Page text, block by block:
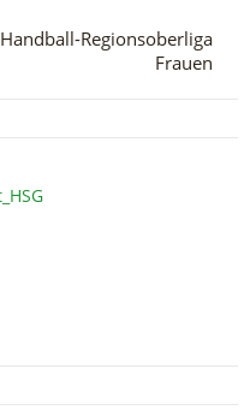
Handball-Regionsoberliga
Frauen